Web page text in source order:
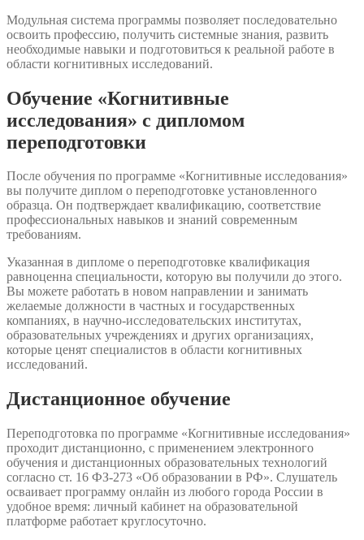
Модульная система программы позволяет последовательно
освоить профессию, получить системные знания, развить
необходимые навыки и подготовиться к реальной работе в
области когнитивных исследований.
Обучение «Когнитивные
исследования» с дипломом
переподготовки
После обучения по программе «Когнитивные исследования»
вы получите диплом о переподготовке установленного
образца. Он подтверждает квалификацию, соответствие
профессиональных навыков и знаний современным
требованиям.
Указанная в дипломе о переподготовке квалификация
равноценна специальности, которую вы получили до этого.
Вы можете работать в новом направлении и занимать
желаемые должности в частных и государственных
компаниях, в научно-исследовательских институтах,
образовательных учреждениях и других организациях,
которые ценят специалистов в области когнитивных
исследований.
Дистанционное обучение
Переподготовка по программе «Когнитивные исследования»
проходит дистанционно, с применением электронного
обучения и дистанционных образовательных технологий
согласно ст. 16 ФЗ-273 «Об образовании в РФ». Слушатель
осваивает программу онлайн из любого города России в
удобное время: личный кабинет на образовательной
платформе работает круглосуточно.